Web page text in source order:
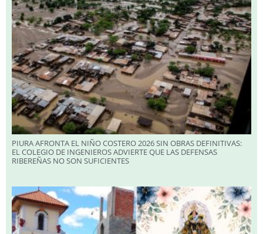
PIURA AFRONTA EL NIÑO COSTERO 2026 SIN OBRAS DEFINITIVAS:
EL COLEGIO DE INGENIEROS ADVIERTE QUE LAS DEFENSAS
RIBEREÑAS NO SON SUFICIENTES